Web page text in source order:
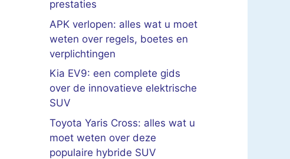
prestaties
APK verlopen: alles wat u moet
weten over regels, boetes en
verplichtingen
Kia EV9: een complete gids
over de innovatieve elektrische
SUV
Toyota Yaris Cross: alles wat u
moet weten over deze
populaire hybride SUV